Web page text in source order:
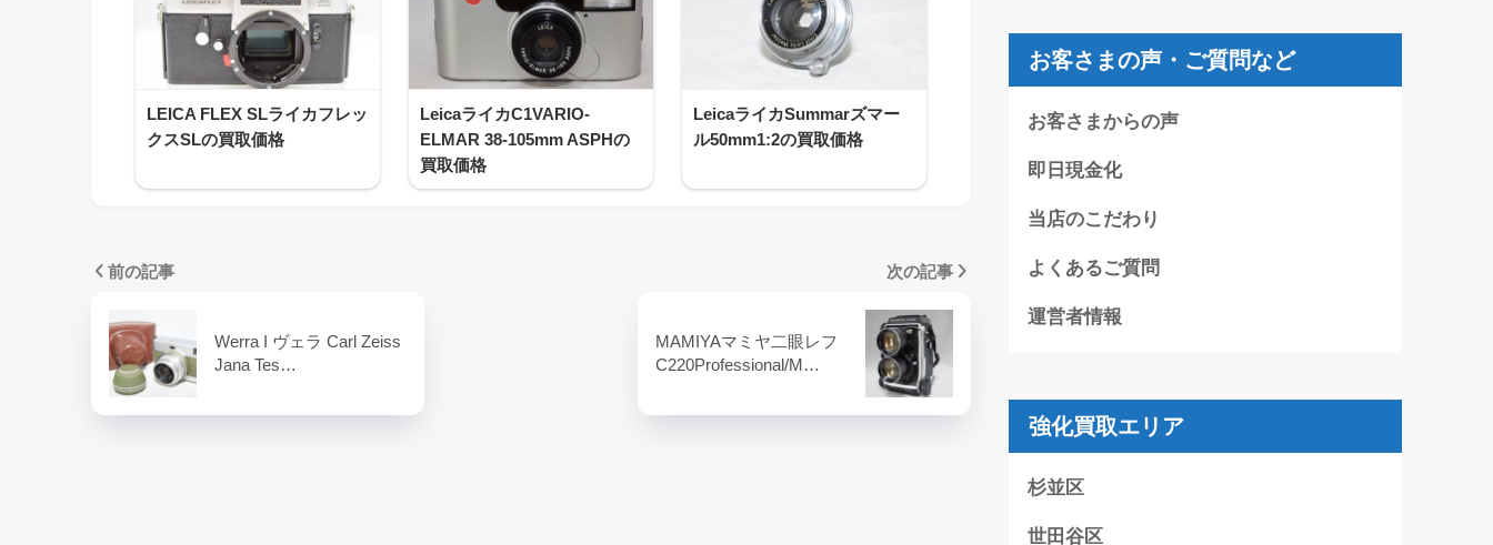
LEICA FLEX SLライカフレッ
クスSLの買取価格
LeicaライカC1VARIO-
ELMAR 38-105mm ASPHの
買取価格
LeicaライカSummarズマー
ル50mm1:2の買取価格
前の記事
Werra I ヴェラ Carl Zeiss
Jana Tes…
次の記事
MAMIYAマミヤ二眼レフ
C220Professional/M…
お客さまの声・ご質問など
お客さまからの声
即日現金化
当店のこだわり
よくあるご質問
運営者情報
強化買取エリア
杉並区
世田谷区